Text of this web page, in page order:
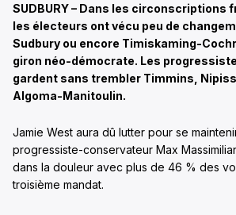
SUDBURY – Dans les circonscriptions
les électeurs ont vécu peu de
Sudbury ou encore Timiskaming-
giron néo-démocrate. Les
gardent sans trembler Timmins,
Algoma-Manitoulin.
Jamie West aura dû lutter pour se
progressiste-conservateur Max
dans la douleur avec plus de 46 % des
troisième mandat.